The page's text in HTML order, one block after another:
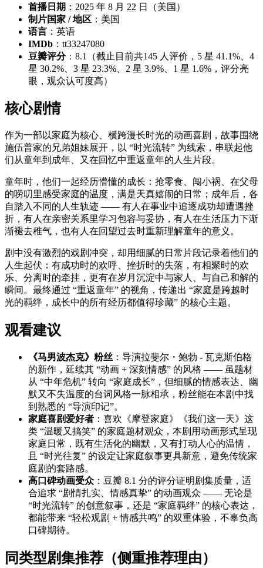
首播日期 ：2025 年 8 月 22 日（美国）
制片国家 / 地区 ：美国
语言 ：英语
IMDb ：tt33247080
豆瓣评分：8.1（截止目前共145 人评价，5 星 41.1%、4
星 30.2%、3 星 23.3%、2 星 3.9%、1 星 1.6%，评分亮
眼，观众认可度高）
核心剧情
作为一部以家庭为核心、横跨漫长时光的动画喜剧，故事围绕
施伍普家的兄弟姐妹展开，以 “时光流转” 为线索，串联起他
们从童年到成年、又在回忆中重返童年的人生片段。
童年时，他们一起经历懵懂的成长：抢零食、闯小祸、在父母
的唠叨里感受家庭的温度，满是天真嬉闹的日常；成年后，各
自踏入不同的人生轨迹 —— 有人在事业中追逐成功却遭遇挫
折，有人在亲密关系里学习包容与妥协，有人在生活压力下渐
渐褪去稚气，也有人在回望过去时重新理解童年的意义。
剧中没有激烈的戏剧冲突，却用细腻的日常片段记录着他们的
人生起伏：有成功时的欢呼、挫折时的失落，有相聚时的欢
乐、分离时的牵挂，更有在岁月沉淀中与家人、与自己和解的
瞬间。最终通过 “重返童年” 的视角，传递出 “家庭是跨越时
光的羁绊，成长中的所有经历都值得珍藏” 的核心主题。
观看建议
《马男波杰克》粉丝 ：导演拉斐尔・鲍勃 - 瓦克斯伯格
的新作，延续其 “动画 + 深刻情感” 的风格 —— 虽题材
从 “中年危机” 转向 “家庭成长”，但细腻的情感表达、幽
默又不失温度的台词风格一脉相承，粉丝能在本剧中找
到熟悉的 “导演印记”。
家庭喜剧爱好者 ：喜欢《摩登家庭》《我们这一天》这
类 “温暖又搞笑” 的家庭题材观众，本剧用动画形式呈现
家庭日常，既有生活化的幽默，又有打动人心的温情，
且 “时光往复” 的设定让家庭叙事更具新意，避免传统家
庭剧的套路感。
高口碑动画受众 ：豆瓣 8.1 分的评分证明剧集质量，适
合追求 “剧情扎实、情感真挚” 的动画观众 —— 无论是
“时光流转” 的创意叙事，还是 “家庭羁绊” 的核心表达，
都能带来 “轻松观剧 + 情感共鸣” 的双重体验，不辜负高
口碑期待。
同类型剧集推荐（侧重推荐理由）